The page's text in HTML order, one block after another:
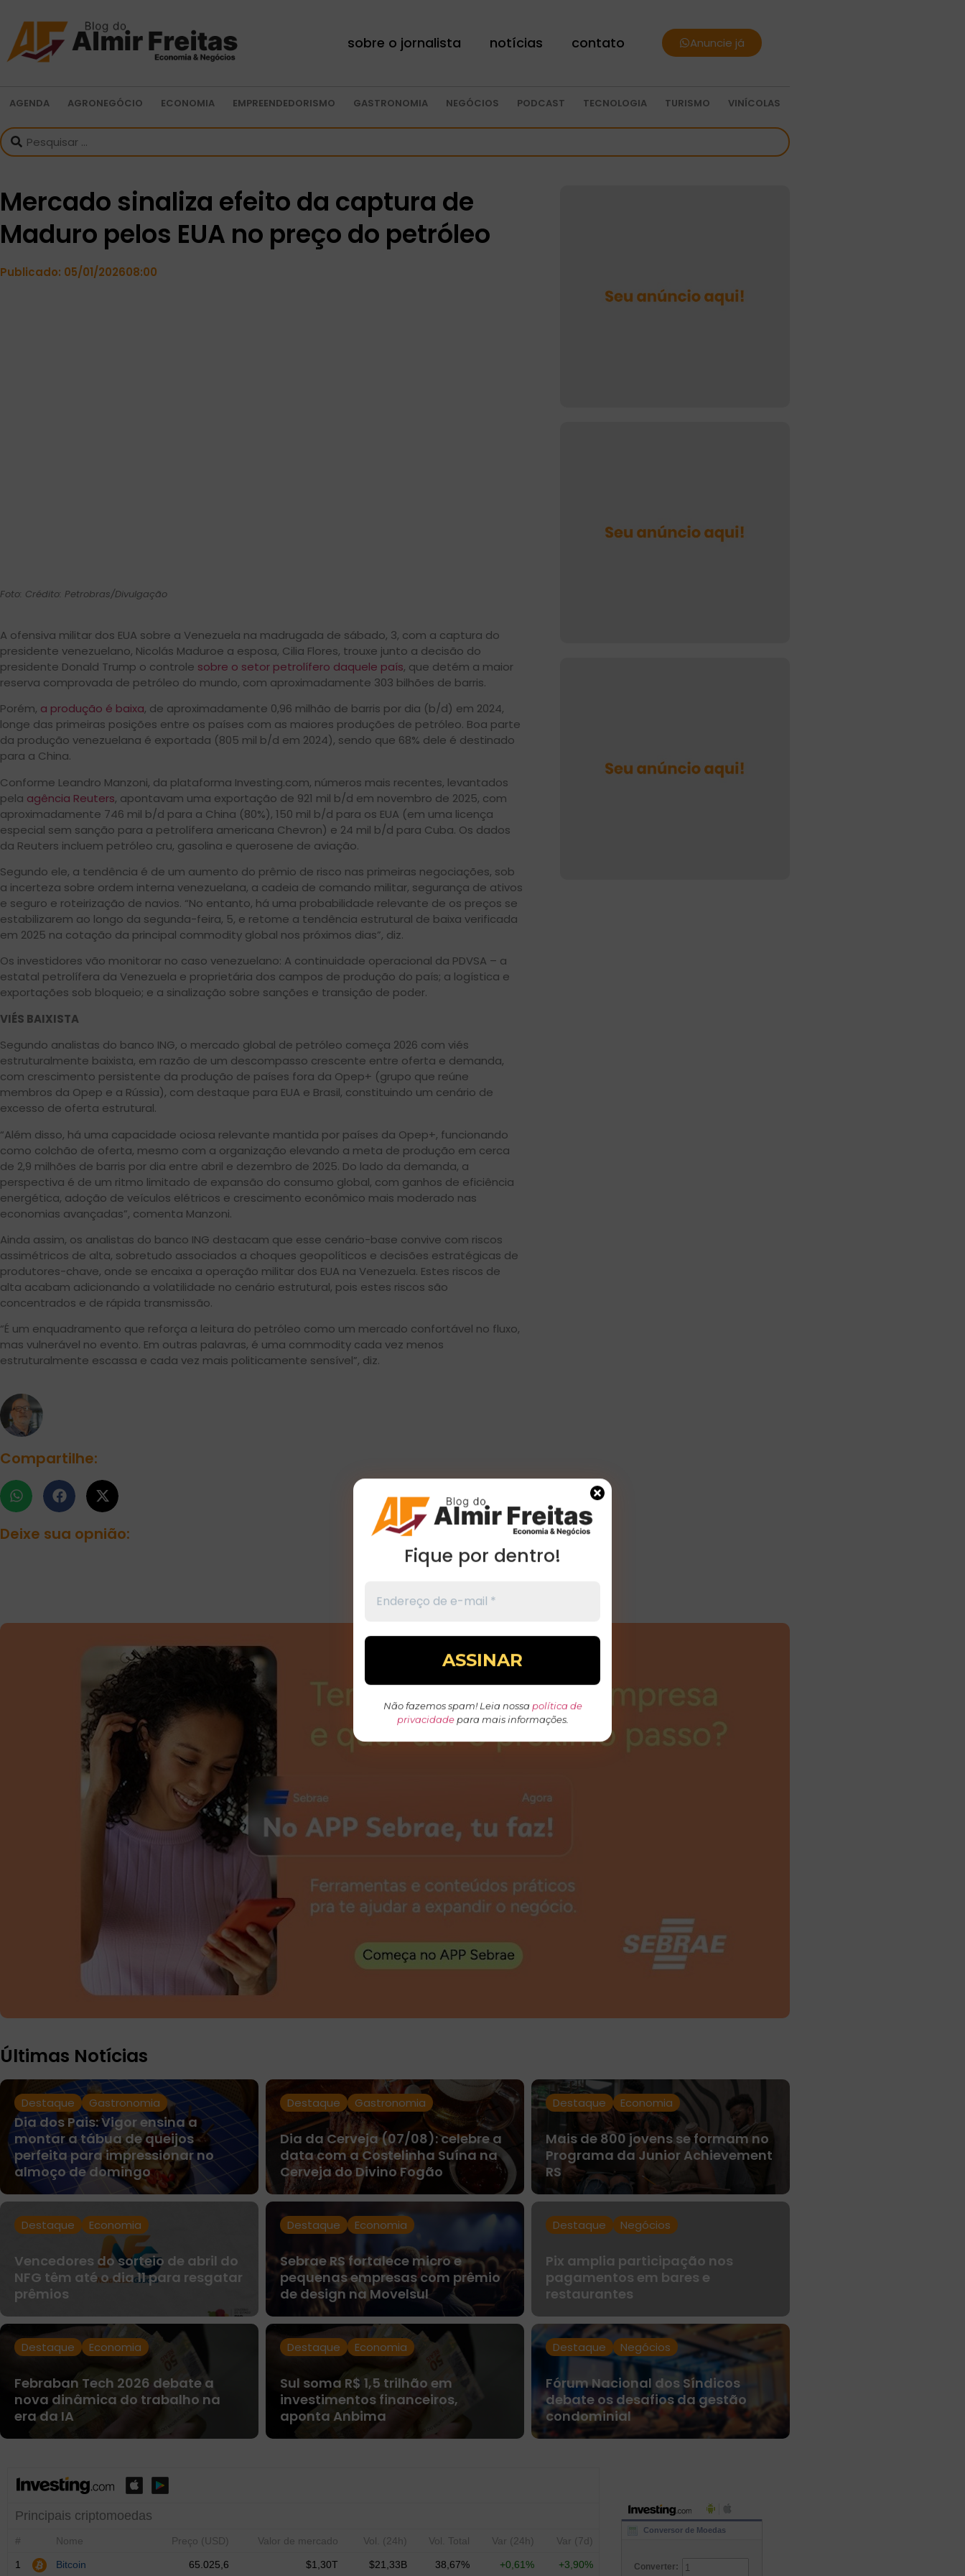
sobre o jornalista notícias contato Anuncie já
AGENDA AGRONEGÓCIO ECONOMIA EMPREENDEDORISMO GASTRONOMIA NEGÓCIOS PODCAST TECNOLOGIA TURISMO VINÍCOLAS
Mercado sinaliza efeito da captura de
Maduro pelos EUA no preço do petróleo
Publicado: 05/01/202608:00
Foto: Crédito: Petrobras/Divulgação
A ofensiva militar dos EUA sobre a Venezuela na madrugada de sábado, 3, com a captura do
presidente venezuelano, Nicolás Maduroe a esposa, Cilia Flores, trouxe junto a decisão do
presidente Donald Trump o controle sobre o setor petrolífero daquele país, que detém a maior
reserva comprovada de petróleo do mundo, com aproximadamente 303 bilhões de barris.
Porém, a produção é baixa, de aproximadamente 0,96 milhão de barris por dia (b/d) em 2024,
longe das primeiras posições entre os países com as maiores produções de petróleo. Boa parte
da produção venezuelana é exportada (805 mil b/d em 2024), sendo que 68% dele é destinado
para a China.
Conforme Leandro Manzoni, da plataforma Investing.com, números mais recentes, levantados
pela agência Reuters, apontavam uma exportação de 921 mil b/d em novembro de 2025, com
aproximadamente 746 mil b/d para a China (80%), 150 mil b/d para os EUA (em uma licença
especial sem sanção para a petrolífera americana Chevron) e 24 mil b/d para Cuba. Os dados
da Reuters incluem petróleo cru, gasolina e querosene de aviação.
Segundo ele, a tendência é de um aumento do prêmio de risco nas primeiras negociações, sob
a incerteza sobre ordem interna venezuelana, a cadeia de comando militar, segurança de ativos
e seguro e roteirização de navios. “No entanto, há uma probabilidade relevante de os preços se
estabilizarem ao longo da segunda-feira, 5, e retome a tendência estrutural de baixa verificada
em 2025 na cotação da principal commodity global nos próximos dias”, diz.
Os investidores vão monitorar no caso venezuelano: A continuidade operacional da PDVSA – a
estatal petrolífera da Venezuela e proprietária dos campos de produção do país; a logística e
exportações sob bloqueio; e a sinalização sobre sanções e transição de poder.
VIÉS BAIXISTA
Segundo analistas do banco ING, o mercado global de petróleo começa 2026 com viés
estruturalmente baixista, em razão de um descompasso crescente entre oferta e demanda,
com crescimento persistente da produção de países fora da Opep+ (grupo que reúne
membros da Opep e a Rússia), com destaque para EUA e Brasil, constituindo um cenário de
excesso de oferta estrutural.
“Além disso, há uma capacidade ociosa relevante mantida por países da Opep+, funcionando
como colchão de oferta, mesmo com a organização elevando a meta de produção em cerca
de 2,9 milhões de barris por dia entre abril e dezembro de 2025. Do lado da demanda, a
perspectiva é de um ritmo limitado de expansão do consumo global, com ganhos de eficiência
energética, adoção de veículos elétricos e crescimento econômico mais moderado nas
economias avançadas”, comenta Manzoni.
Ainda assim, os analistas do banco ING destacam que esse cenário-base convive com riscos
assimétricos de alta, sobretudo associados a choques geopolíticos e decisões estratégicas de
produtores-chave, onde se encaixa a operação militar dos EUA na Venezuela. Estes riscos de
alta acabam adicionando a volatilidade no cenário estrutural, pois estes riscos são
concentrados e de rápida transmissão.
“É um enquadramento que reforça a leitura do petróleo como um mercado confortável no fluxo,
mas vulnerável no evento. Em outras palavras, é uma commodity cada vez menos
estruturalmente escassa e cada vez mais politicamente sensível”, diz.
Fique por dentro!
Não fazemos spam! Leia nossa política de
privacidadepara mais informações.
Compartilhe:
Deixe sua opnião:
Últimas Notícias
Destaque Gastronomia
Dia dos Pais: Vigor ensina a
montar a tábua de queijos
perfeita para impressionar no
almoço de domingo
Destaque Gastronomia
Dia da Cerveja (07/08): celebre a
data com a Costelinha Suína na
Cerveja do Divino Fogão
Destaque Economia
Mais de 800 jovens se formam no
Programa da Junior Achievement
RS
Destaque Economia
Vencedores do sorteio de abril do
NFG têm até o dia 11 para resgatar
prêmios
Destaque Economia
Sebrae RS fortalece micro e
pequenas empresas com prêmio
de design na Movelsul
Destaque Negócios
Pix amplia participação nos
pagamentos em bares e
restaurantes
Destaque Economia
Febraban Tech 2026 debate a
nova dinâmica do trabalho na
era da IA
Destaque Economia
Sul soma R$ 1,5 trilhão em
investimentos financeiros,
aponta Anbima
Destaque Negócios
Fórum Nacional dos Síndicos
debate os desafios da gestão
condominial